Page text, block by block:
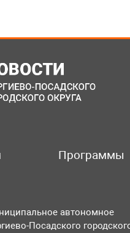
Программы
автономное
Посадского